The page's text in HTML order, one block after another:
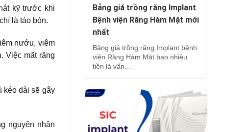
kỹ trước khi
là táo bón.
nướu, viêm
Việc mất răng
kéo dài sẽ gây
nguyên nhân
Bảng giá trồng răng Implant
Bệnh viện Răng Hàm Mặt mới
nhất
Bảng giá trồng răng Implant bệnh
viện Răng Hàm Mặt bao nhiêu
tiền là vấn…